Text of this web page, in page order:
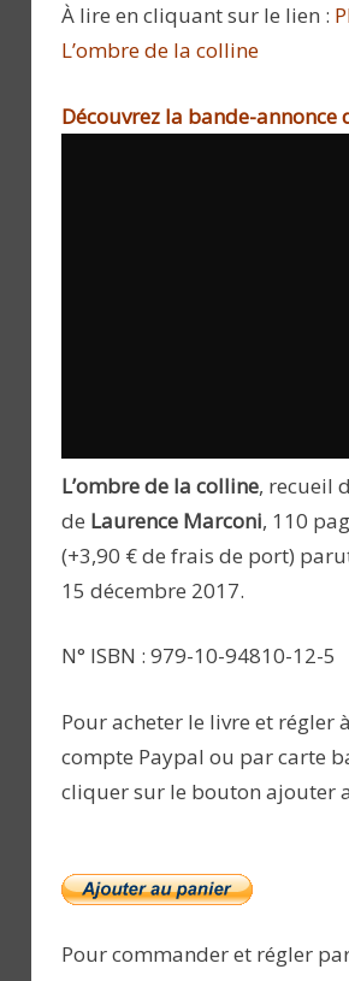
À lire en cliquant sur le lien :
L’ombre de la colline
Découvrez la bande-annonce
L’ombre de la colline, recueil
de Laurence Marconi, 110
(+3,90 € de frais de port)
15 décembre 2017.
N° ISBN : 979-10-94810-12-5
Pour acheter le livre et régler
compte Paypal ou par carte
cliquer sur le bouton ajouter
Pour commander et régler